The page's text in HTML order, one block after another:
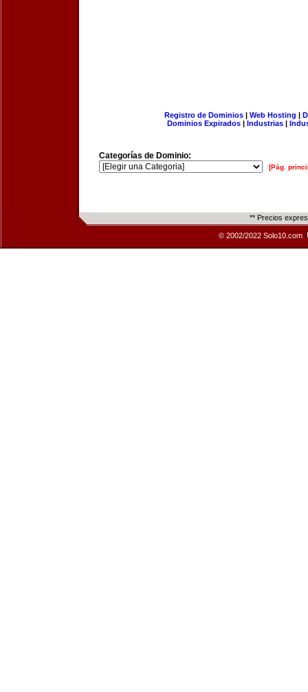
Registro de Dominios| Web Hosting |
Dominios Expirados | Industrias |
Categorías de Dominio:
[Pág.
** Precios
© 2002/2022 Solo10.com